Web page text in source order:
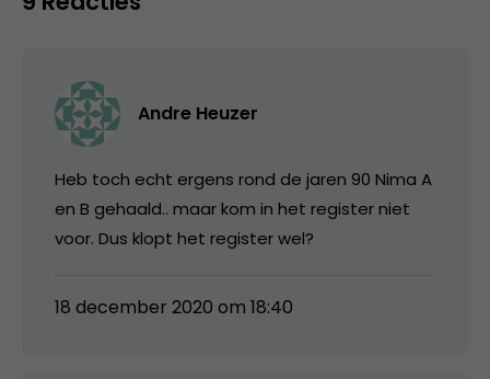
Andre Heuzer
Heb toch echt ergens rond de jaren 90 Nima A
en B gehaald.. maar kom in het register niet
voor. Dus klopt het register wel?
18 december 2020 om 18:40